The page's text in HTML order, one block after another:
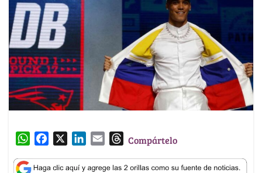
W
a
c
n
a
T
r
Compártelo